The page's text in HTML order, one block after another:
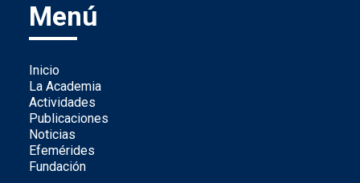
Menú
Inicio
La Academia
Actividades
Publicaciones
Noticias
Efemérides
Fundación